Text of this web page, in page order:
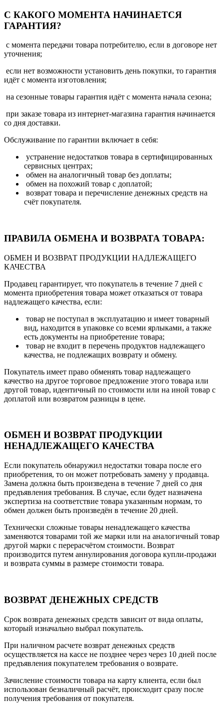
С КАКОГО МОМЕНТА НАЧИНАЕТСЯ
ГАРАНТИЯ?
с момента передачи товара потребителю, если в договоре нет
уточнения;
если нет возможности установить день покупки, то гарантия
идёт с момента изготовления;
на сезонные товары гарантия идёт с момента начала сезона;
при заказе товара из интернет-магазина гарантия начинается
со дня доставки.
Обслуживание по гарантии включает в себя:
устранение недостатков товара в сертифицированных
сервисных центрах;
обмен на аналогичный товар без доплаты;
обмен на похожий товар с доплатой;
возврат товара и перечисление денежных средств на
счёт покупателя.
ПРАВИЛА ОБМЕНА И ВОЗВРАТА ТОВАРА:
ОБМЕН И ВОЗВРАТ ПРОДУКЦИИ НАДЛЕЖАЩЕГО
КАЧЕСТВА
Продавец гарантирует, что покупатель в течение 7 дней с
момента приобретения товара может отказаться от товара
надлежащего качества, если:
товар не поступал в эксплуатацию и имеет товарный
вид, находится в упаковке со всеми ярлыками, а также
есть документы на приобретение товара;
товар не входит в перечень продуктов надлежащего
качества, не подлежащих возврату и обмену.
Покупатель имеет право обменять товар надлежащего
качество на другое торговое предложение этого товара или
другой товар, идентичный по стоимости или на иной товар с
доплатой или возвратом разницы в цене.
ОБМЕН И ВОЗВРАТ ПРОДУКЦИИ
НЕНАДЛЕЖАЩЕГО КАЧЕСТВА
Если покупатель обнаружил недостатки товара после его
приобретения, то он может потребовать замену у продавца.
Замена должна быть произведена в течение 7 дней со дня
предъявления требования. В случае, если будет назначена
экспертиза на соответствие товара указанным нормам, то
обмен должен быть произведён в течение 20 дней.
Технически сложные товары ненадлежащего качества
заменяются товарами той же марки или на аналогичный товар
другой марки с перерасчётом стоимости. Возврат
производится путем аннулирования договора купли-продажи
и возврата суммы в размере стоимости товара.
ВОЗВРАТ ДЕНЕЖНЫХ СРЕДСТВ
Срок возврата денежных средств зависит от вида оплаты,
который изначально выбрал покупатель.
При наличном расчете возврат денежных средств
осуществляется на кассе не позднее через через 10 дней после
предъявления покупателем требования о возврате.
Зачисление стоимости товара на карту клиента, если был
использован безналичный расчёт, происходит сразу после
получения требования от покупателя.